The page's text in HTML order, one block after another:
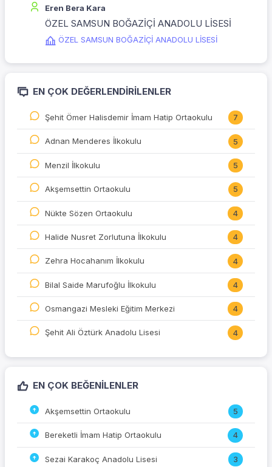
Eren Bera Kara
ÖZEL SAMSUN BOĞAZİÇİ ANADOLU LİSESİ
ÖZEL SAMSUN BOĞAZİÇİ ANADOLU LİSESİ
EN ÇOK DEĞERLENDIRILENLER
Şehit Ömer Halisdemir İmam Hatip Ortaokulu 7
Adnan Menderes İlkokulu 5
Menzil İlkokulu 5
Akşemsettin Ortaokulu 5
Nükte Sözen Ortaokulu 4
Halide Nusret Zorlutuna İlkokulu 4
Zehra Hocahanım İlkokulu 4
Bilal Saide Marufoğlu İlkokulu 4
Osmangazi Mesleki Eğitim Merkezi 4
Şehit Ali Öztürk Anadolu Lisesi 4
EN ÇOK BEĞENILENLER
Akşemsettin Ortaokulu 5
Bereketli İmam Hatip Ortaokulu 4
Sezai Karakoç Anadolu Lisesi 3